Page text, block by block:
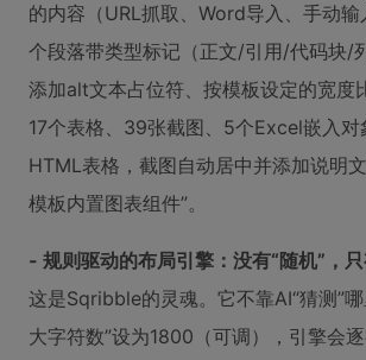
的内容（URL抓取、Word导入、手动
个段落带类型标记（正文/引用/代码块/
添加alt文本占位符、按模板设定的宽
17个表格、39张截图、5个Excel嵌入
HTML表格，截图自动居中并添加说明
模板内置图表组件”。
- 规则驱动的布局引擎：没有“随机”，只
这是Sqribble的灵魂。它不靠AI“猜测”
大字符数”设为1800（可调），引擎会